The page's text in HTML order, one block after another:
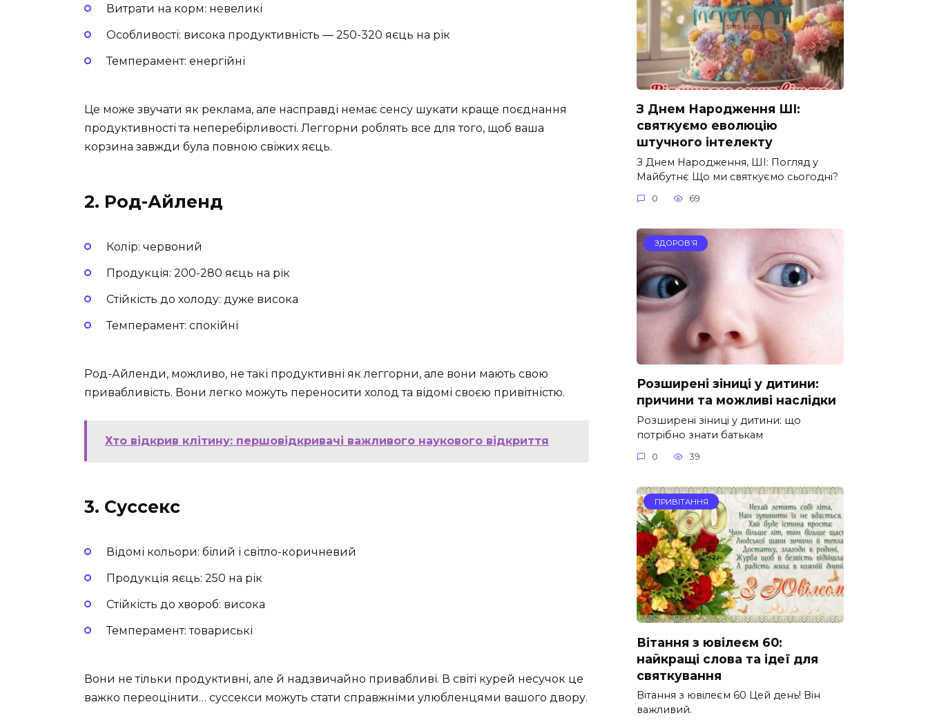
Витрати на корм: невеликі
Особливості: висока продуктивність — 250-320 яєць на рік
Темперамент: енергійні
Це може звучати як реклама, але насправді немає сенсу шукати краще поєднання
продуктивності та неперебірливості. Леггорни роблять все для того, щоб ваша
корзина завжди була повною свіжих яєць.
2. Род-Айленд
Колір: червоний
Продукція: 200-280 яєць на рік
Стійкість до холоду: дуже висока
Темперамент: спокійні
Род-Айленди, можливо, не такі продуктивні як леггорни, але вони мають свою
привабливість. Вони легко можуть переносити холод та відомі своєю привітністю.
Хто відкрив клітину: першовідкривачі важливого наукового відкриття
3. Суссекс
Відомі кольори: білий і світло-коричневий
Продукція яєць: 250 на рік
Стійкість до хвороб: висока
Темперамент: товариські
Вони не тільки продуктивні, але й надзвичайно привабливі. В світі курей несучок це
важко переоцінити… суссекси можуть стати справжніми улюбленцями вашого двору.
З Днем Народження ШІ:
святкуємо еволюцію
штучного інтелекту
З Днем Народження, ШІ: Погляд у
Майбутнє Що ми святкуємо сьогодні?
0 69
ЗДОРОВ’Я
Розширені зіниці у дитини:
причини та можливі наслідки
Розширені зіниці у дитини: що
потрібно знати батькам
0 39
ПРИВІТАННЯ
Вітання з ювілеєм 60:
найкращі слова та ідеї для
святкування
Вітання з ювілеєм 60 Цей день! Він
важливий.